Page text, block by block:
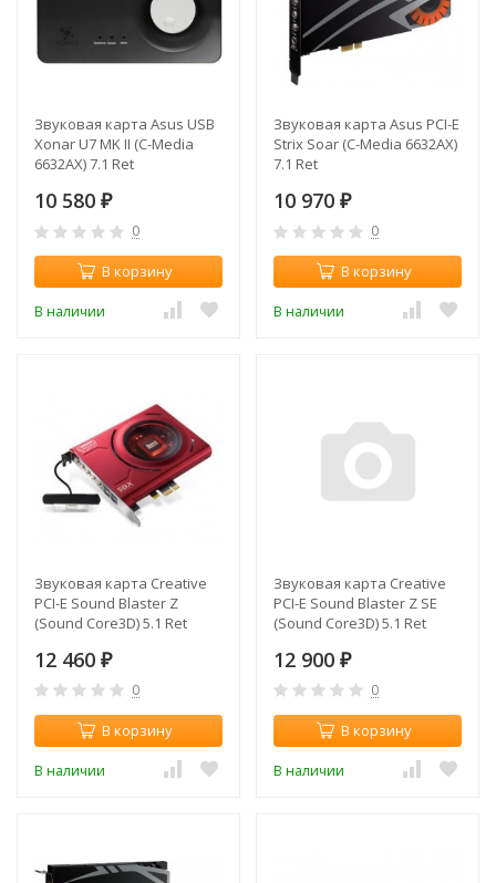
Звуковая карта Asus USB
Xonar U7 MK II (C-Media
6632AX) 7.1 Ret
10 580 ₽
0
В корзину
В наличии
Звуковая карта Asus PCI-E
Strix Soar (C-Media 6632AX)
7.1 Ret
10 970 ₽
0
В корзину
В наличии
Звуковая карта Creative
PCI-E Sound Blaster Z
(Sound Core3D) 5.1 Ret
12 460 ₽
0
В корзину
В наличии
Звуковая карта Creative
PCI-E Sound Blaster Z SE
(Sound Core3D) 5.1 Ret
12 900 ₽
0
В корзину
В наличии